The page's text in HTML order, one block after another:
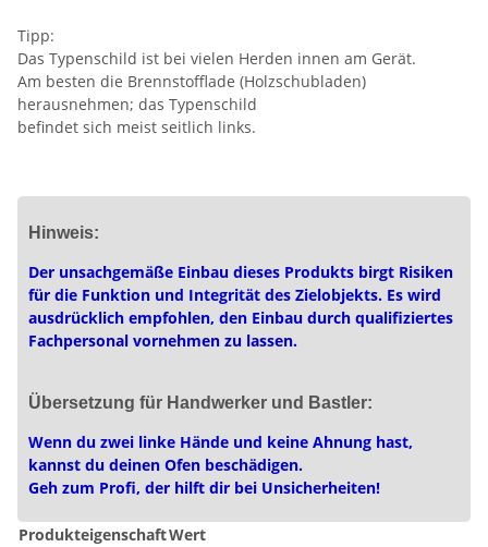
Tipp:
Das Typenschild ist bei vielen Herden innen am Gerät.
Am besten die Brennstofflade (Holzschubladen)
herausnehmen; das Typenschild
befindet sich meist seitlich links.
Hinweis:
Der unsachgemäße Einbau dieses Produkts birgt Risiken
für die Funktion und Integrität des Zielobjekts. Es wird
ausdrücklich empfohlen, den Einbau durch qualifiziertes
Fachpersonal vornehmen zu lassen.
Übersetzung für Handwerker und Bastler:
Wenn du zwei linke Hände und keine Ahnung hast,
kannst du deinen Ofen beschädigen.
Geh zum Profi, der hilft dir bei Unsicherheiten!
ProdukteigenschaftWert